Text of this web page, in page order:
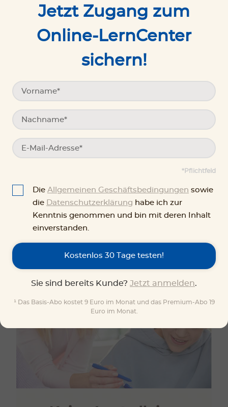
Download
Jetzt Zugang zum
Online-LernCenter
sichern!
*Pflichtfeld
Die Allgemeinen Geschäftsbedingungen sowie
die Datenschutzerklärung habe ich zur
Kenntnis genommen und bin mit deren Inhalt
einverstanden.
Kostenlos 30 Tage testen!
Sie sind bereits Kunde? Jetzt anmelden.
¹ Das Basis-Abo kostet 9 Euro im Monat und das Premium-Abo 19
Euro im Monat.